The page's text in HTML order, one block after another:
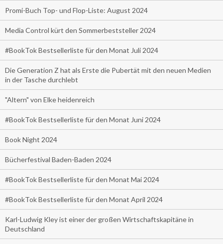
Promi-Buch Top- und Flop-Liste: August 2024
Media Control kürt den Sommerbeststeller 2024
#BookTok Bestsellerliste für den Monat Juli 2024
Die Generation Z hat als Erste die Pubertät mit den neuen Medien
in der Tasche durchlebt
"Altern" von Elke heidenreich
#BookTok Bestsellerliste für den Monat Juni 2024
Book Night 2024
Bücherfestival Baden-Baden 2024
#BookTok Bestsellerliste für den Monat Mai 2024
#BookTok Bestsellerliste für den Monat April 2024
Karl-Ludwig Kley ist einer der großen Wirtschaftskapitäne in
Deutschland